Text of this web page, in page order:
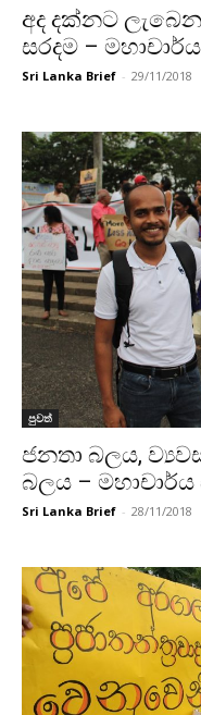
අද දක්නට
සරදම –
Sri Lanka Brief - 29/11/2018
පුවත්
ජනතා බලය,
බලය –
Sri Lanka Brief - 28/11/2018